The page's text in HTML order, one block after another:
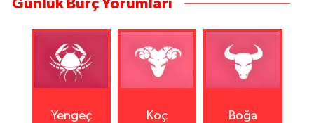
Günlük Burç Yorumları
Yengeç Koç Boğa